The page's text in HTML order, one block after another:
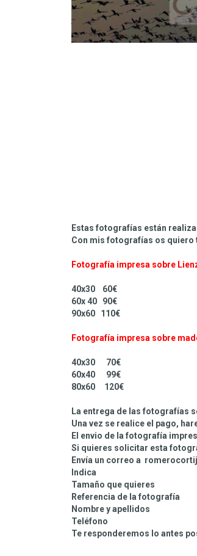
Estas fotografías están
Con mis fotografías os quiero
Fotografía impresa sobre
40x30 60€
60x 40 90€
90x60 110€
Fotografía impresa sobre
40x30 70€
60x40 99€
80x60 120€
La entrega de las fotografías
Una vez se realice el pago,
El envio de la fotografía
Si quieres solicitar esta
Envía un correo a
Indica
Tamaño que quieres
Referencia de la fotografía
Nombre y apellidos
Teléfono
Te responderemos lo antes